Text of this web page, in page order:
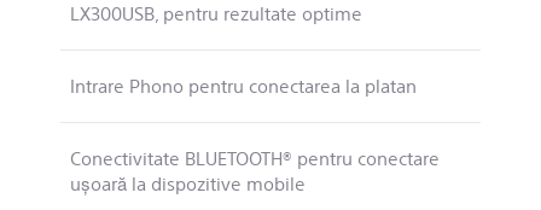
LX300USB, pentru rezultate optime
Intrare Phono pentru conectarea la platan
Conectivitate BLUETOOTH® pentru conectare
uşoară la dispozitive mobile